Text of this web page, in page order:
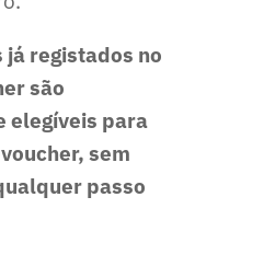
já registados no
são
elegíveis para
sem
passo